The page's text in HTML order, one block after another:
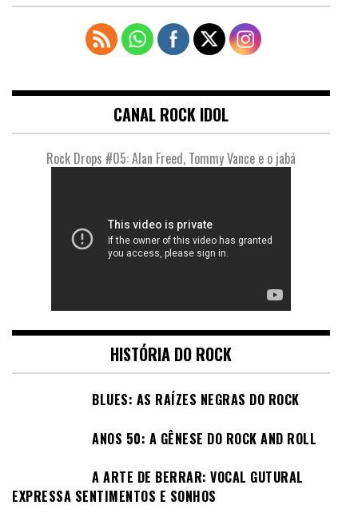
CANAL ROCK IDOL
Rock Drops #05: Alan Freed, Tommy Vance e o jabá
HISTÓRIA DO ROCK
BLUES: AS RAÍZES NEGRAS DO ROCK
ANOS 50: A GÊNESE DO ROCK AND ROLL
A ARTE DE BERRAR: VOCAL GUTURAL
EXPRESSA SENTIMENTOS E SONHOS